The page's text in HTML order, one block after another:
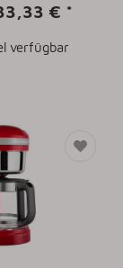
€ *
verfügbar